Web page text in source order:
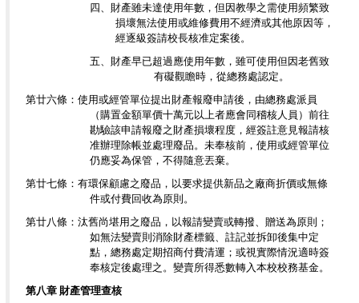
四、財產雖未達使用年數，但因教學之需使用頻繁致
損壞無法使用或維修費用不經濟或其他原因等，
經逐級簽請校長核准定案後。
五、財產早已超過應使用年數，雖可使用但因老舊致
有礙觀瞻時，從總務處認定。
第廿六條：使用或經管單位提出財產報廢申請後，由總務處派員
（購置金額單價十萬元以上者應會同稽核人員）前往
勘驗該申請報廢之財產損壞程度，經簽註意見報請核
准辦理除帳並處理廢品。未奉核前，使用或經管單位
仍應妥為保管，不得隨意丟棄。
第廿七條：有環保顧慮之廢品，以要求提供新品之廠商折價或無條
件或付費回收為原則。
第廿八條：汰舊尚堪用之廢品，以報請變賣或轉撥、贈送為原則；
如無法變賣則消除財產標籤、註記並拆卸後集中定
點，總務處定期招商付費清運；或視實際情況適時簽
奉核定後處理之。變賣所得悉數轉入本校校務基金。
第八章 財產管理查核